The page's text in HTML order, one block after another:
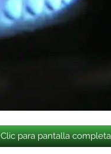
Clic para pantalla completa